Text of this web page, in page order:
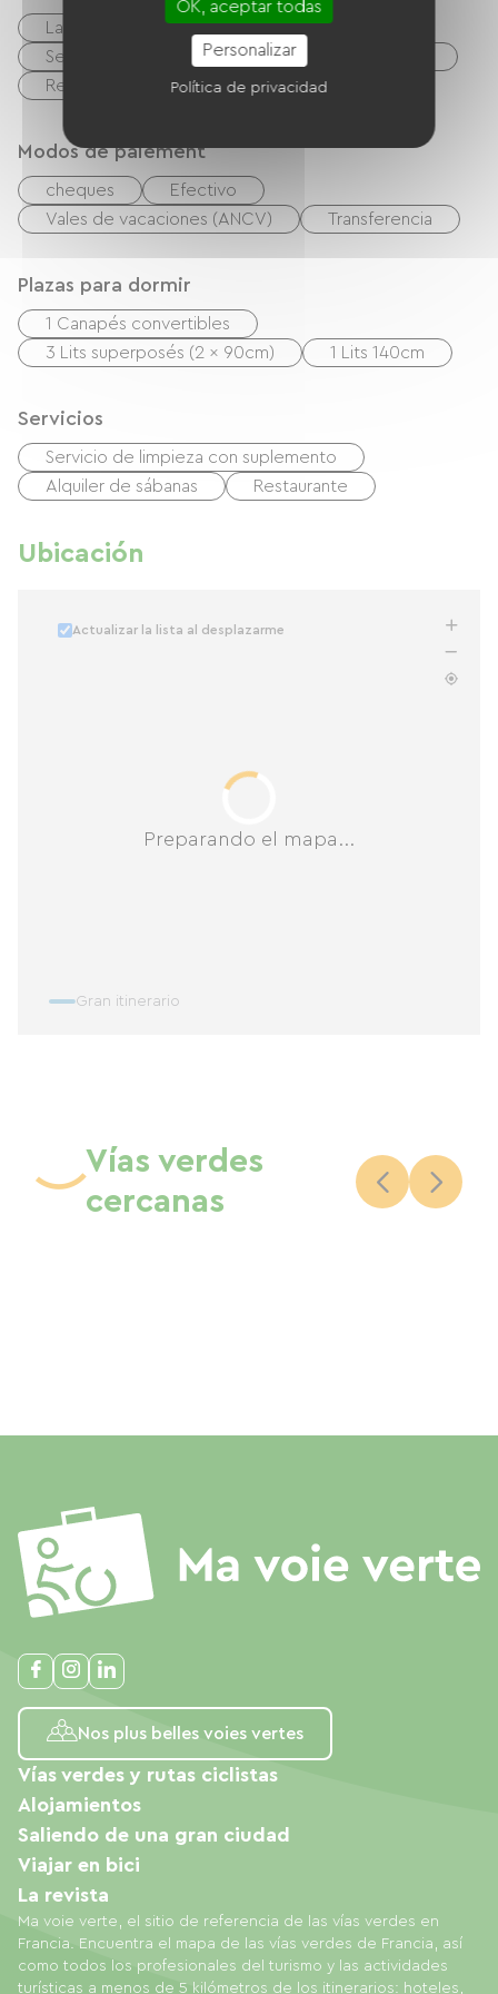
Lave linge
Equipo de planchado
Secador de pelo
Sistema de alta fidelidad
Reproductor de DVD
TNT
Modos de paiement
cheques
Efectivo
Vales de vacaciones (ANCV)
Transferencia
Plazas para dormir
1 Canapés convertibles
3 Lits superposés (2 x 90cm)
1 Lits 140cm
Servicios
Servicio de limpieza con suplemento
Alquiler de sábanas
Restaurante
Ubicación
Preparando el mapa...
Actualizar la lista al desplazarme
Gran itinerario
Vías verdes
cercanas
Nos plus belles voies vertes
Ma voie verte, el sitio de referencia de las vías verdes en
Francia. Encuentra el mapa de las vías verdes de Francia, así
como todos los profesionales del turismo y las actividades
turísticas a menos de 5 kilómetros de los itinerarios: hoteles,
Vías verdes y rutas ciclistas
Alojamientos
Saliendo de una gran ciudad
Viajar en bici
La revista
OK, aceptar todas
Personalizar
Política de privacidad